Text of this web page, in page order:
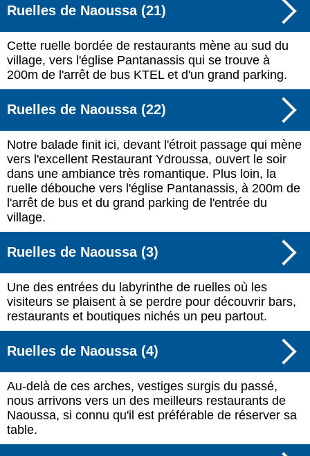
Ruelles de Naoussa (21)
Cette ruelle bordée de restaurants mène au sud du
village, vers l'église Pantanassis qui se trouve à
200m de l'arrêt de bus KTEL et d'un grand parking.
Ruelles de Naoussa (22)
Notre balade finit ici, devant l'étroit passage qui mène
vers l'excellent Restaurant Ydroussa, ouvert le soir
dans une ambiance très romantique. Plus loin, la
ruelle débouche vers l'église Pantanassis, à 200m de
l'arrêt de bus et du grand parking de l'entrée du
village.
Ruelles de Naoussa (3)
Une des entrées du labyrinthe de ruelles où les
visiteurs se plaisent à se perdre pour découvrir bars,
restaurants et boutiques nichés un peu partout.
Ruelles de Naoussa (4)
Au-delà de ces arches, vestiges surgis du passé,
nous arrivons vers un des meilleurs restaurants de
Naoussa, si connu qu'il est préférable de réserver sa
table.